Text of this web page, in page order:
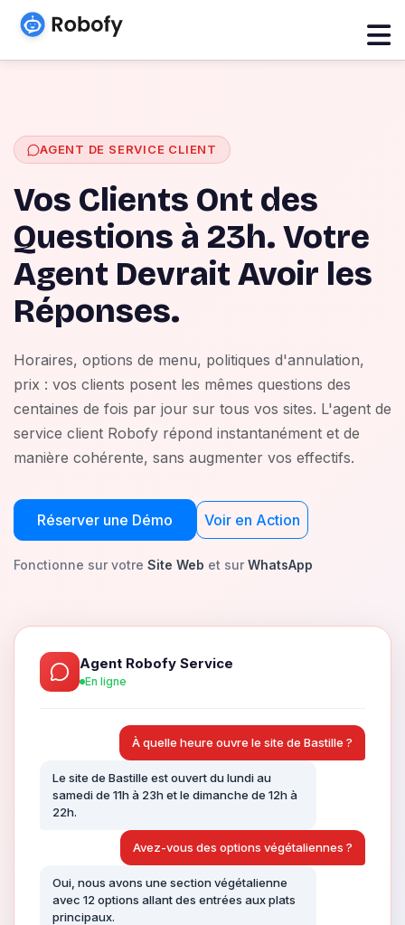
AGENT DE SERVICE CLIENT
Vos Clients Ont des
Questions à 23h. Votre
Agent Devrait Avoir les
Réponses.
Horaires, options de menu, politiques d'annulation,
prix : vos clients posent les mêmes questions des
centaines de fois par jour sur tous vos sites. L'agent de
service client Robofy répond instantanément et de
manière cohérente, sans augmenter vos effectifs.
Réserver une Démo Voir en Action
Fonctionne sur votre Site Web et sur WhatsApp
Agent Robofy Service
En ligne
À quelle heure ouvre le site de Bastille ?
Le site de Bastille est ouvert du lundi au
samedi de 11h à 23h et le dimanche de 12h à
22h.
Avez-vous des options végétaliennes ?
Oui, nous avons une section végétalienne
avec 12 options allant des entrées aux plats
principaux.